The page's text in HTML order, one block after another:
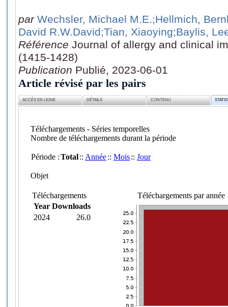
par Wechsler, Michael M.E.;Hellmich,
David R.W.David;Tian, Xiaoying;Baylis,
Référence Journal of allergy and clinical
(1415-1428)
Publication Publié, 2023-06-01
Article révisé par les pairs
ACCÈS EN LIGNE DÉTAILS CONTENU